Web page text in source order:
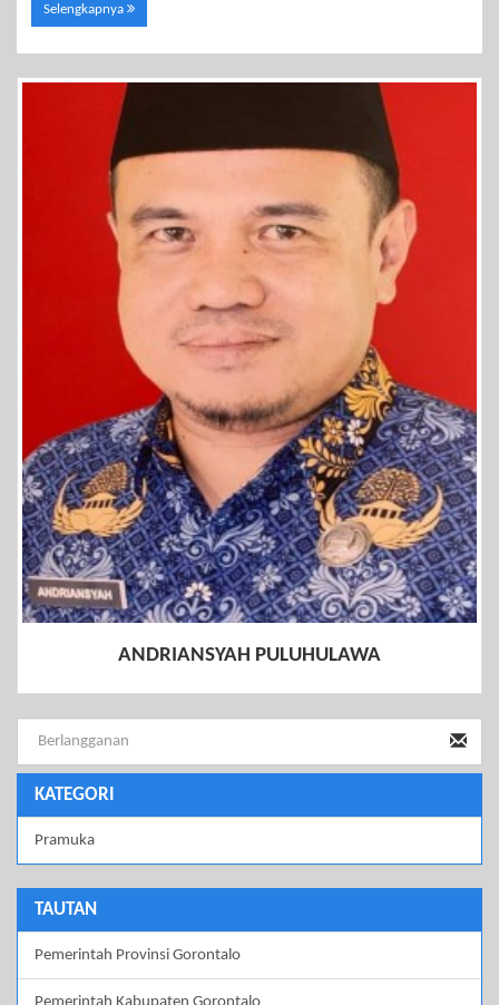
Selengkapnya
ANDRIANSYAH PULUHULAWA
KATEGORI
Pramuka
TAUTAN
Pemerintah Provinsi Gorontalo